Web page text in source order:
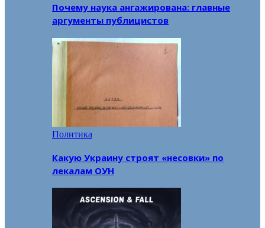
Почему наука ангажирована: главные
аргументы публицистов
Политика
Какую Украину строят «несовки» по
лекалам ОУН